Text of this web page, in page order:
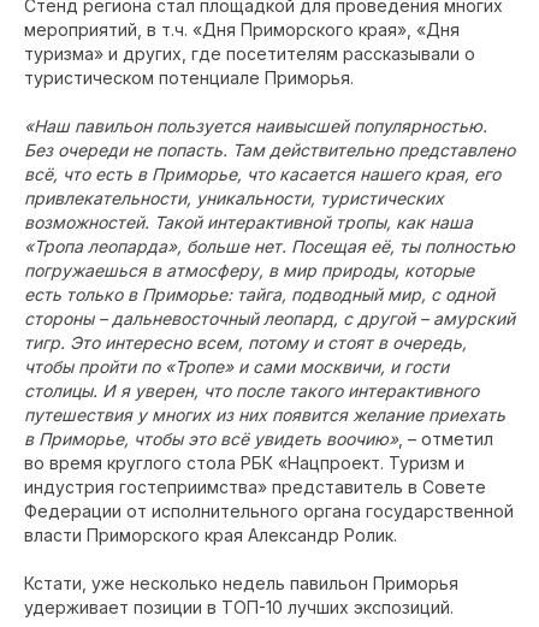
Стенд региона стал площадкой для проведения многих
мероприятий, в т.ч. «Дня Приморского края», «Дня
туризма» и других, где посетителям рассказывали о
туристическом потенциале Приморья.
«Наш павильон пользуется наивысшей популярностью.
Без очереди не попасть. Там действительно представлено
всё, что есть в Приморье, что касается нашего края, его
привлекательности, уникальности, туристических
возможностей. Такой интерактивной тропы, как наша
«Тропа леопарда», больше нет. Посещая её, ты полностью
погружаешься в атмосферу, в мир природы, которые
есть только в Приморье: тайга, подводный мир, с одной
стороны – дальневосточный леопард, с другой – амурский
тигр. Это интересно всем, потому и стоят в очередь,
чтобы пройти по «Тропе» и сами москвичи, и гости
столицы. И я уверен, что после такого интерактивного
путешествия у многих из них появится желание приехать
в Приморье, чтобы это всё увидеть воочию», – отметил
во время круглого стола РБК «Нацпроект. Туризм и
индустрия гостеприимства» представитель в Совете
Федерации от исполнительного органа государственной
власти Приморского края Александр Ролик.
Кстати, уже несколько недель павильон Приморья
удерживает позиции в ТОП-10 лучших экспозиций.